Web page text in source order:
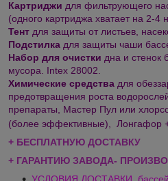
Картриджи для фильтрующего
(одного картриджа хватает на 2-4
Тент для защиты от листьев,
Подстилка для защиты чаши
Набор для очистки дна и стенок
мусора. Intex 28002.
Химические средства для
предотвращения роста
препараты, Мастер Пул или
(более эффективные), Лонгафор
+ БЕСПЛАТНУЮ ДОСТАВКУ
+ ГАРАНТИЮ ЗАВОДА-